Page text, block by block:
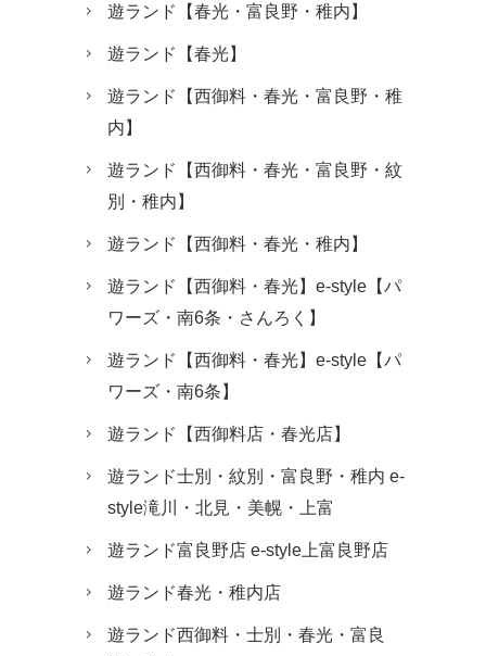
遊ランド【春光・富良野・稚内】
遊ランド【春光】
遊ランド【西御料・春光・富良野・稚
内】
遊ランド【西御料・春光・富良野・紋
別・稚内】
遊ランド【西御料・春光・稚内】
遊ランド【西御料・春光】e-style【パ
ワーズ・南6条・さんろく】
遊ランド【西御料・春光】e-style【パ
ワーズ・南6条】
遊ランド【西御料店・春光店】
遊ランド士別・紋別・富良野・稚内 e-
style滝川・北見・美幌・上富
遊ランド富良野店 e-style上富良野店
遊ランド春光・稚内店
遊ランド西御料・士別・春光・富良